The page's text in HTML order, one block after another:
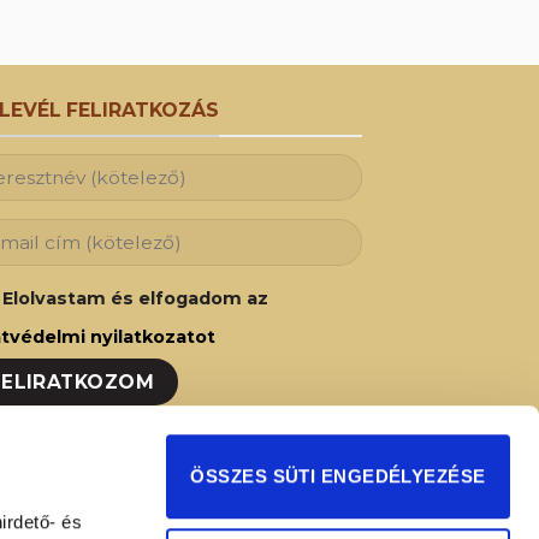
és
ÖSSZES SÜTI ENGEDÉLYEZÉSE
FELIRATKOZÁS
Elolvastam és elfogadom az
nyilatkozatot
fel hírlevelünkre és Ön is az elsők